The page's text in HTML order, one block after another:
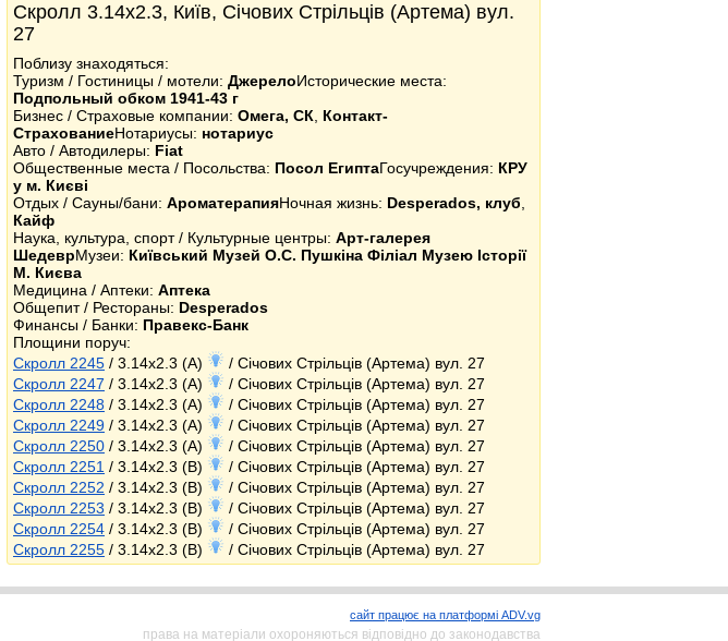
Скролл 3.14x2.3, Київ, Січових Стрільців (Артема) вул.
27
Поблизу знаходяться:
Туризм / Гостиницы / мотели: ДжерелоИсторические места:
Подпольный обком 1941-43 г
Бизнес / Страховые компании: Омега, СК
Контакт-
СтрахованиеНотариусы: нотариус
Авто / Автодилеры: Fiat
Общественные места / Посольства: Посол ЕгиптаГосучреждения: КРУ
у м. Києві
Отдых / Сауны/бани: АроматерапияНочная жизнь: Desperados, клуб
Кайф
Наука, культура, спорт / Культурные центры: Арт-галерея
ШедеврМузеи: Київський Музей О.С. Пушкіна Філіал Музею Історії
М. Києва
Медицина / Аптеки: Аптека
Общепит / Рестораны: Desperados
Финансы / Банки: Правекс-Банк
Площини поруч:
Скролл 2245 / 3.14x2.3 (A)
/ Січових Стрільців (Артема) вул. 27
Скролл 2247 / 3.14x2.3 (A)
/ Січових Стрільців (Артема) вул. 27
Скролл 2248 / 3.14x2.3 (A)
/ Січових Стрільців (Артема) вул. 27
Скролл 2249 / 3.14x2.3 (A)
/ Січових Стрільців (Артема) вул. 27
Скролл 2250 / 3.14x2.3 (A)
/ Січових Стрільців (Артема) вул. 27
Скролл 2251 / 3.14x2.3 (B)
/ Січових Стрільців (Артема) вул. 27
Скролл 2252 / 3.14x2.3 (B)
/ Січових Стрільців (Артема) вул. 27
Скролл 2253 / 3.14x2.3 (B)
/ Січових Стрільців (Артема) вул. 27
Скролл 2254 / 3.14x2.3 (B)
/ Січових Стрільців (Артема) вул. 27
Скролл 2255 / 3.14x2.3 (B) / Січових Стрільців (Артема) вул. 27
сайт працює на платформі ADV.vg
права на матеріали охороняються відповідно до законодавства